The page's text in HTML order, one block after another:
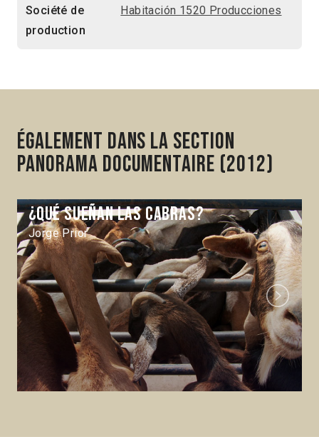
Société de
production
Habitación 1520 Producciones
Également dans la section
Panorama Documentaire (2012)
¿Qué sueñan las cabras?
Jorge Prior
Next